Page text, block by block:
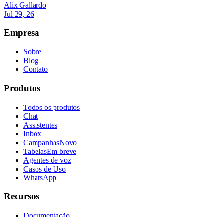
Alix Gallardo
Jul 29, 26
Empresa
Sobre
Blog
Contato
Produtos
Todos os produtos
Chat
Assistentes
Inbox
CampanhasNovo
TabelasEm breve
Agentes de voz
Casos de Uso
WhatsApp
Recursos
Documentação